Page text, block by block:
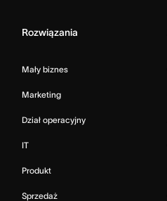
Rozwiązania
Mały biznes
Marketing
Dział operacyjny
IT
Produkt
Sprzedaż